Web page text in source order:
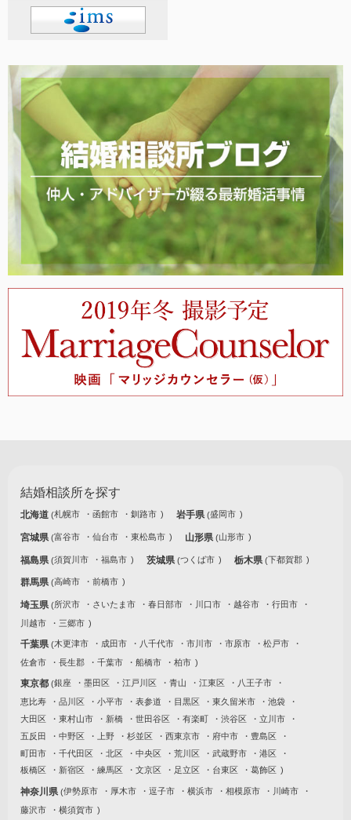
結婚相談所を探す
北海道 札幌市 函館市 釧路市 岩手県 盛岡市
宮城県 富谷市 仙台市 東松島市 山形県 山形市
福島県 須賀川市 福島市 茨城県 つくば市 栃木県 下都賀郡
群馬県 高崎市 前橋市
埼玉県 所沢市 さいたま市 春日部市 川口市 越谷市
行田市
川越市
三郷市
千葉県 木更津市 成田市 八千代市 市川市 市原市
松戸市
佐倉市
長生郡 千葉市 船橋市 柏市
東京都 銀座 墨田区 江戸川区 青山 江東区
八王子市
恵比寿
品川区 小平市 表参道 目黒区 東久留米市
池袋
大田区
東村山市 新橋 世田谷区 有楽町 渋谷区
立川市
五反田
中野区 上野 杉並区 西東京市 府中市
豊島区
町田市
千代田区 北区 中央区 荒川区 武蔵野市
港区
板橋区
新宿区 練馬区 文京区 足立区 台東区 葛飾区
神奈川県 伊勢原市 厚木市 逗子市 横浜市 相模原市
川崎市
藤沢市
横須賀市